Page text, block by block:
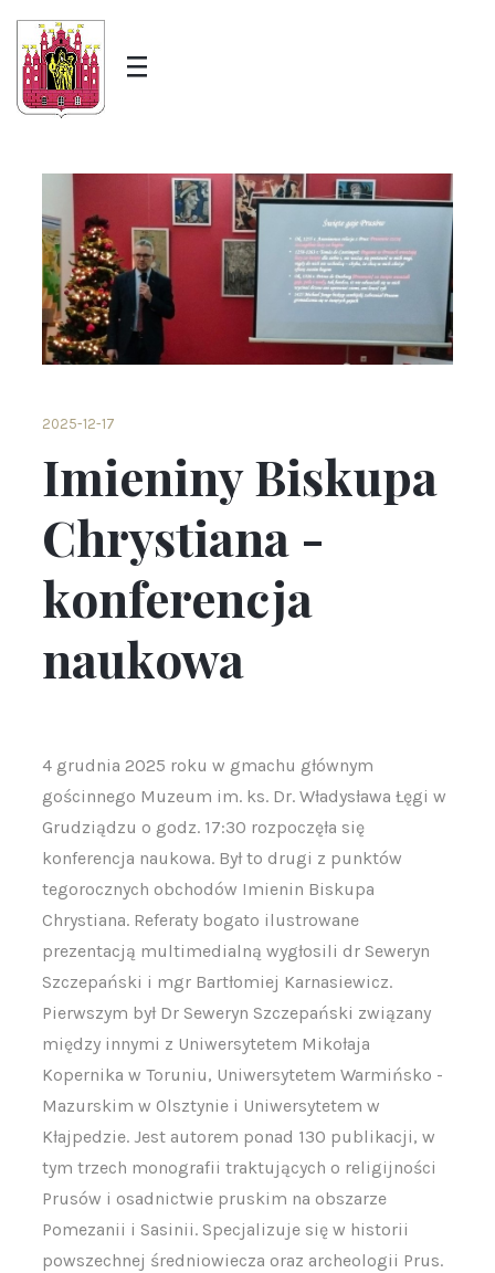
2025-12-17
Imieniny Biskupa
Chrystiana -
konferencja
naukowa
4 grudnia 2025 roku w gmachu głównym
gościnnego Muzeum im. ks. Dr. Władysława Łęgi w
Grudziądzu o godz. 17:30 rozpoczęła się
konferencja naukowa. Był to drugi z punktów
tegorocznych obchodów Imienin Biskupa
Chrystiana. Referaty bogato ilustrowane
prezentacją multimedialną wygłosili dr Seweryn
Szczepański i mgr Bartłomiej Karnasiewicz.
Pierwszym był Dr Seweryn Szczepański związany
między innymi z Uniwersytetem Mikołaja
Kopernika w Toruniu, Uniwersytetem Warmińsko -
Mazurskim w Olsztynie i Uniwersytetem w
Kłajpedzie. Jest autorem ponad 130 publikacji, w
tym trzech monografii traktujących o religijności
Prusów i osadnictwie pruskim na obszarze
Pomezanii i Sasinii. Specjalizuje się w historii
powszechnej średniowiecza oraz archeologii Prus.